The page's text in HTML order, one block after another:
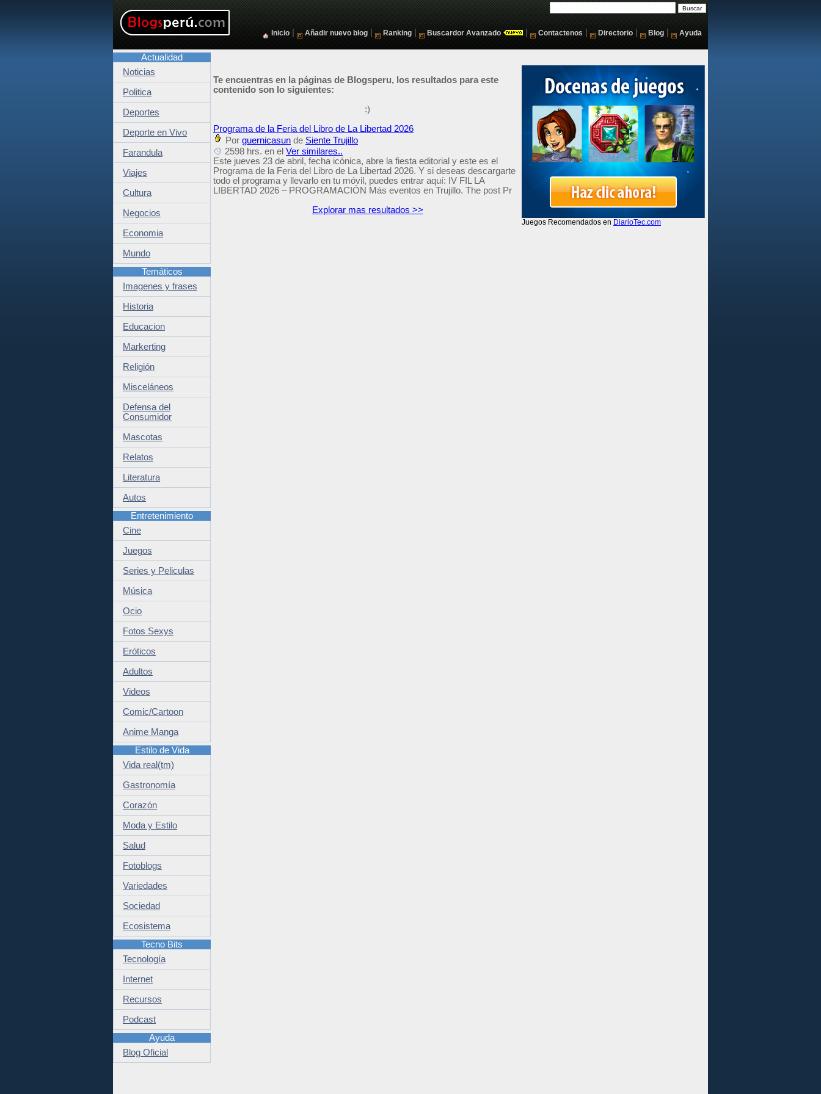
Inicio Añadir nuevo blog Ranking Buscardor Avanzado Contactenos Directorio Blog Ayuda
Te encuentras en la páginas de Blogsperu, los resultados para este
contenido son lo siguientes:
:)
Programa de la Feria del Libro de La Libertad 2026
Por guernicasun de Siente Trujillo
2598 hrs. en el Ver similares..
Este jueves 23 de abril, fecha icónica, abre la fiesta editorial y este es el
Programa de la Feria del Libro de La Libertad 2026. Y si deseas descargarte
todo el programa y llevarlo en tu móvil, puedes entrar aquí: IV FIL LA
LIBERTAD 2026 – PROGRAMACIÓN Más eventos en Trujillo. The post Pr
Explorar mas resultados >>
Actualidad
Noticias
Politica
Deportes
Deporte en Vivo
Farandula
Viajes
Cultura
Negocios
Economia
Mundo
Temáticos
Imagenes y frases
Historia
Educacion
Markerting
Religión
Misceláneos
Defensa del
Consumidor
Mascotas
Relatos
Literatura
Autos
Entretenimiento
Cine
Juegos
Series y Peliculas
Música
Ocio
Fotos Sexys
Eróticos
Adultos
Videos
Comic/Cartoon
Anime Manga
Estilo de Vida
Vida real(tm)
Gastronomía
Corazón
Moda y Estilo
Salud
Fotoblogs
Variedades
Sociedad
Ecosistema
Tecno Bits
Tecnología
Internet
Recursos
Podcast
Ayuda
Blog Oficial